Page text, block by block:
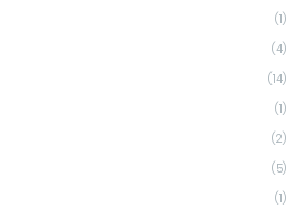
(1)
(4)
(14)
(1)
(2)
(5)
(1)